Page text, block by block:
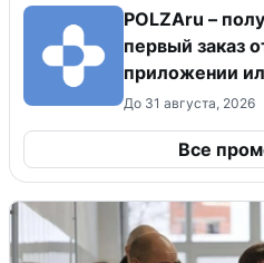
POLZAru –
первый заказ
приложении
До 31 августа, 2026
Все